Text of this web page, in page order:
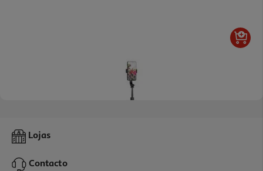
Selfie Stick Qilive Q.8875 Bluetooth
Lojas
Contacto